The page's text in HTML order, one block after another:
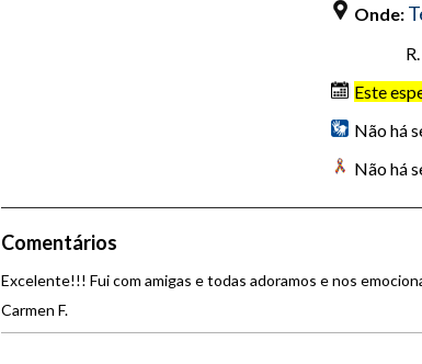
Onde:
Este
Não há
Não há
Comentários
Excelente!!! Fui com amigas e todas adoramos e nos
Carmen F.